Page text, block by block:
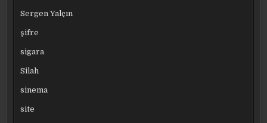
Sergen Yalçın
şifre
sigara
Silah
sinema
site